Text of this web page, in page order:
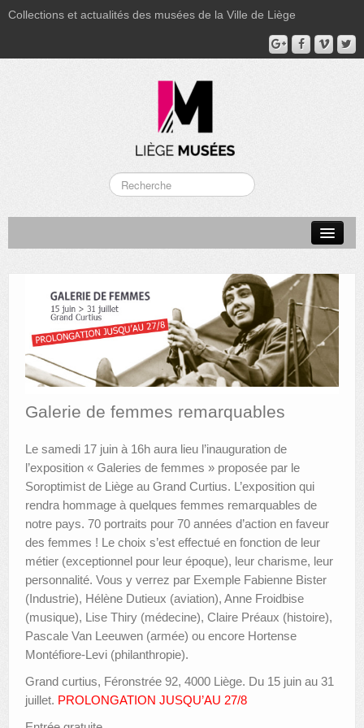
Collections et actualités des musées de la Ville de Liège
MUSÉE GRÉTRY
MUSÉE DU LUMINAIRE
FONDS PATRIMONIAUX
PUBLICATIONS
LES APPELS À PROJETS
LE PORTAIL DES COLLECTIONS
Galerie de femmes remarquables
Le samedi 17 juin à 16h aura lieu l’inauguration de
l’exposition « Galeries de femmes » proposée par le
Soroptimist de Liège au Grand Curtius. L’exposition qui
rendra hommage à quelques femmes remarquables de
notre pays. 70 portraits pour 70 années d’action en faveur
des femmes ! Le choix s’est effectué en fonction de leur
métier (exceptionnel pour leur époque), leur charisme, leur
personnalité. Vous y verrez par Exemple Fabienne Bister
(Industrie), Hélène Dutieux (aviation), Anne Froidbise
(musique), Lise Thiry (médecine), Claire Préaux (histoire),
Pascale Van Leeuwen (armée) ou encore Hortense
Montéfiore-Levi (philanthropie).
Grand curtius, Féronstrée 92, 4000 Liège. Du 15 juin au 31
juillet. PROLONGATION JUSQU’AU 27/8